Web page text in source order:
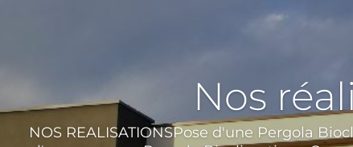
Nos
NOS REALISATIONSPose d'une Pergola